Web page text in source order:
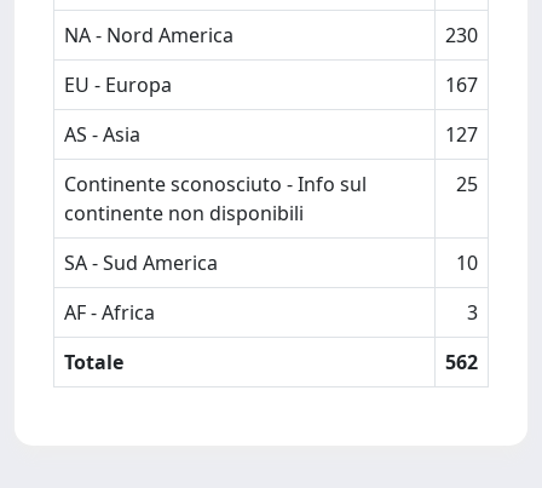
NA - Nord America
230
EU - Europa
167
AS - Asia
127
Continente sconosciuto - Info sul
continente non disponibili
25
SA - Sud America
10
AF - Africa
3
Totale
562